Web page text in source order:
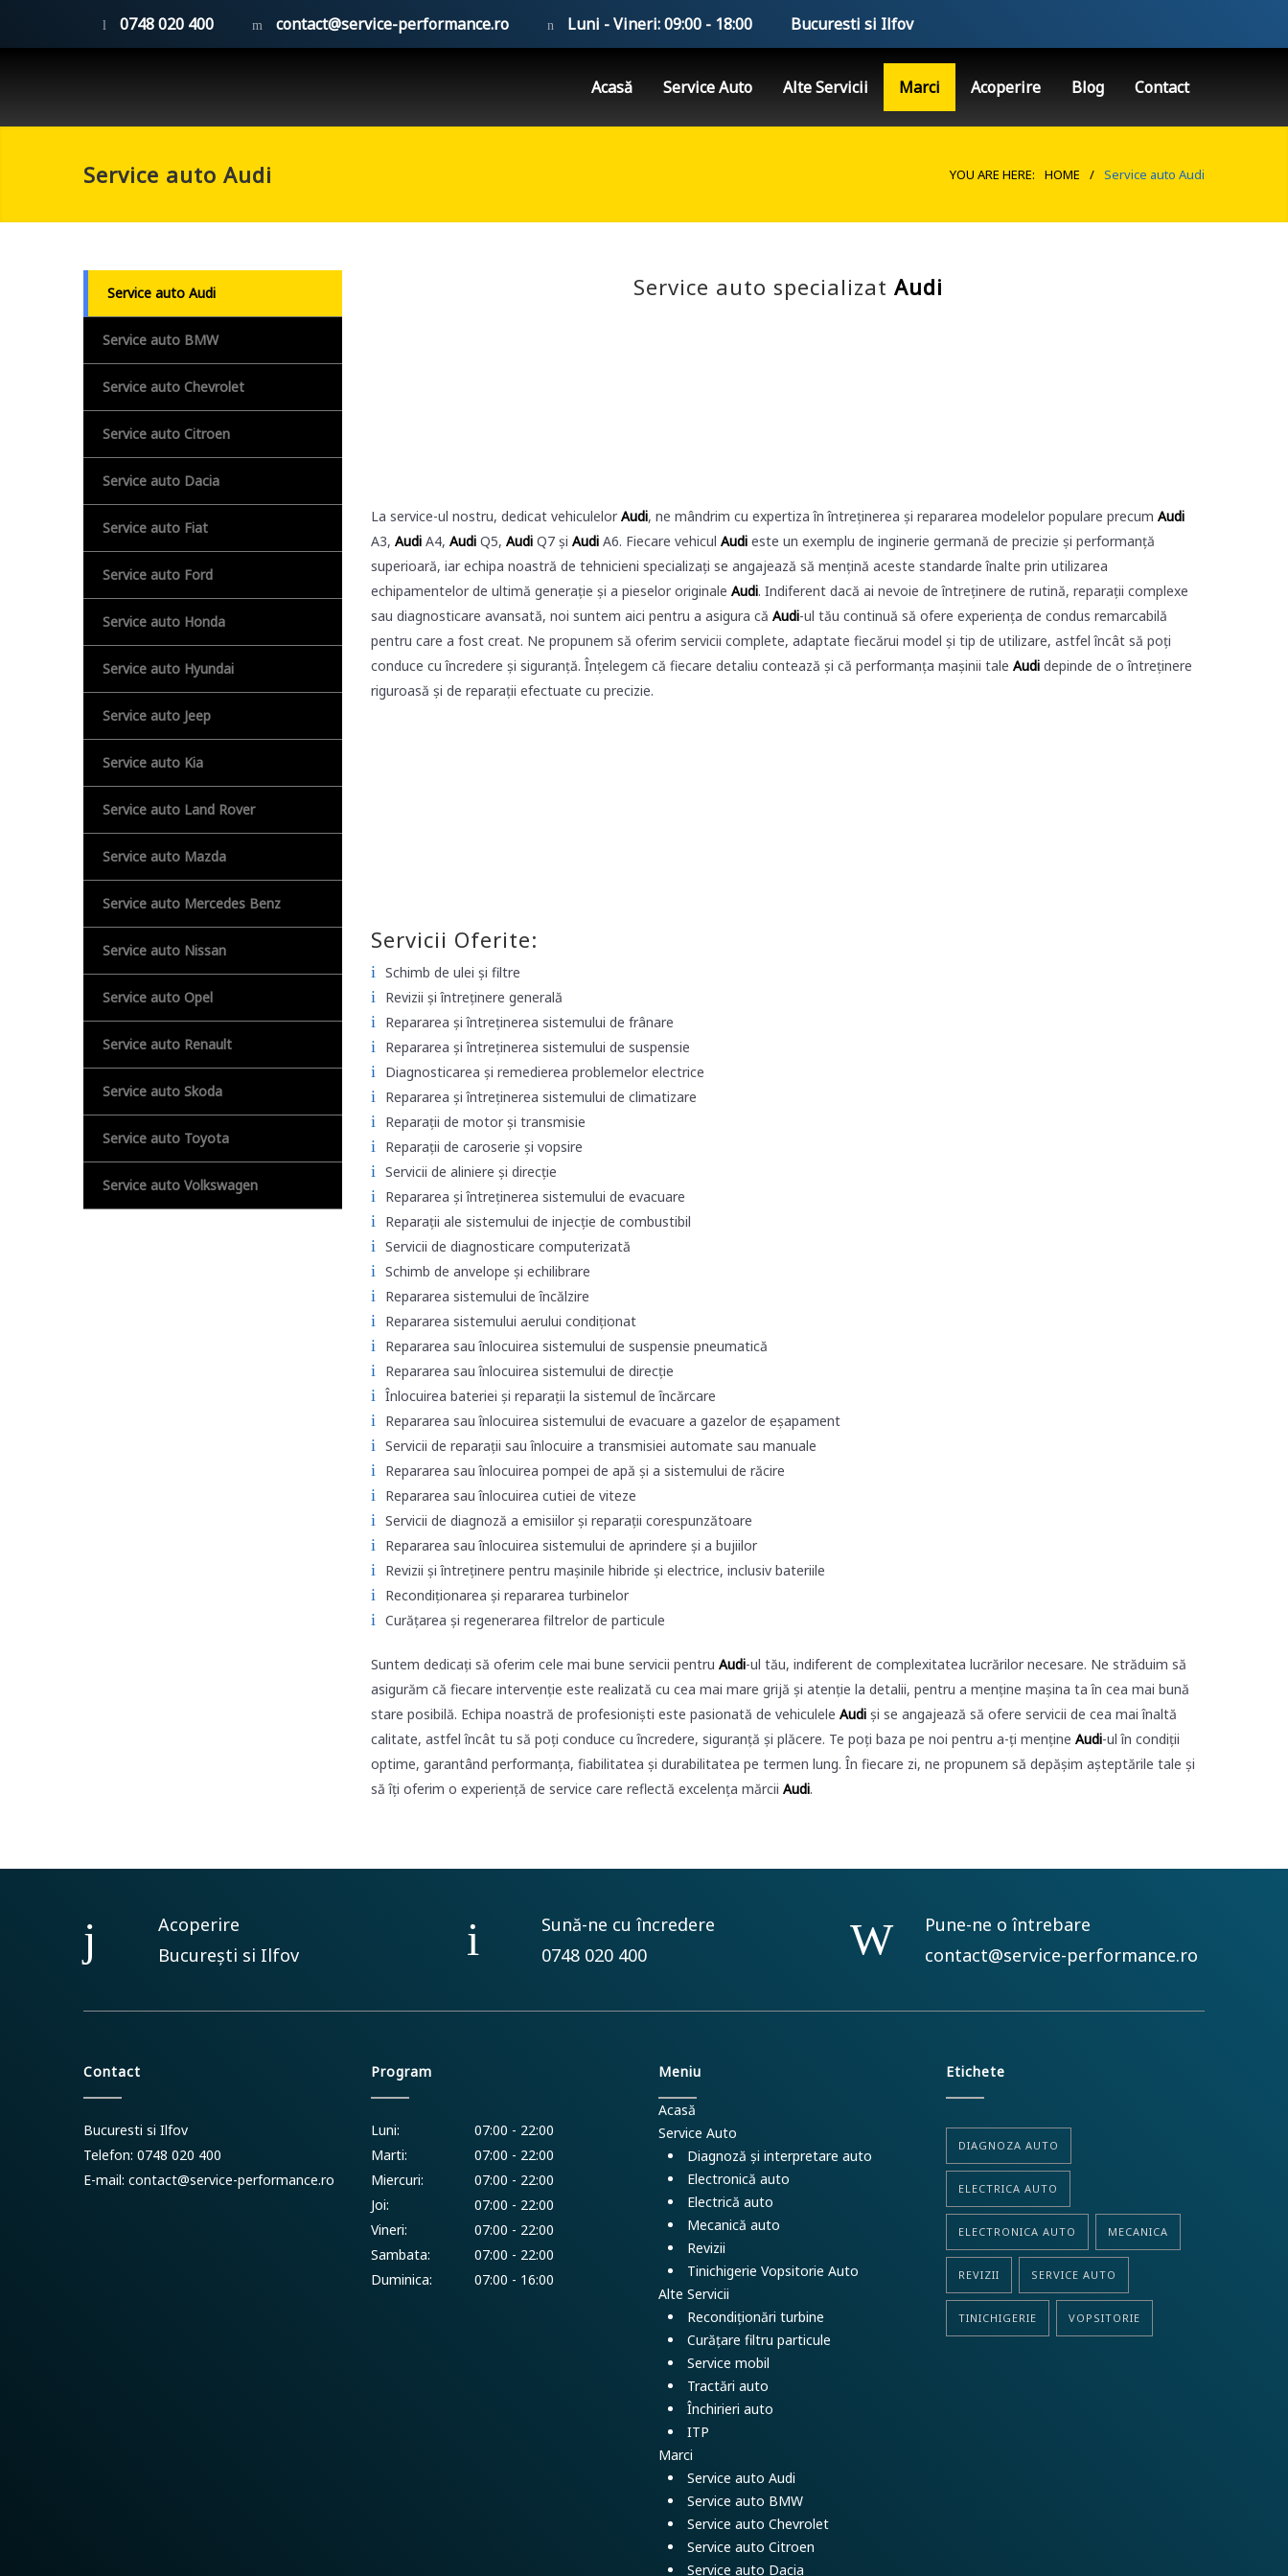
0748 020 400 contact@service-performance.ro Luni - Vineri: 09:00 - 18:00 Bucuresti si Ilfov
Acasă Service Auto Alte Servicii Marci Acoperire Blog Contact
Service auto Audi YOU ARE HERE: HOME / Service auto Audi
Service auto Audi
Service auto BMW
Service auto Chevrolet
Service auto Citroen
Service auto Dacia
Service auto Fiat
Service auto Ford
Service auto Honda
Service auto Hyundai
Service auto Jeep
Service auto Kia
Service auto Land Rover
Service auto Mazda
Service auto Mercedes Benz
Service auto Nissan
Service auto Opel
Service auto Renault
Service auto Skoda
Service auto Toyota
Service auto Volkswagen
Service auto specializat Audi
La service-ul nostru, dedicat vehiculelor Audi, ne mândrim cu expertiza în întreținerea și repararea modelelor populare precum Audi
A3, Audi A4, Audi Q5, Audi Q7 și Audi A6. Fiecare vehicul Audi este un exemplu de inginerie germană de precizie și performanță
superioară, iar echipa noastră de tehnicieni specializați se angajează să mențină aceste standarde înalte prin utilizarea
echipamentelor de ultimă generație și a pieselor originale Audi. Indiferent dacă ai nevoie de întreținere de rutină, reparații complexe
sau diagnosticare avansată, noi suntem aici pentru a asigura că Audi-ul tău continuă să ofere experiența de condus remarcabilă
pentru care a fost creat. Ne propunem să oferim servicii complete, adaptate fiecărui model și tip de utilizare, astfel încât să poți
conduce cu încredere și siguranță. Înțelegem că fiecare detaliu contează și că performanța mașinii tale Audi depinde de o întreținere
riguroasă și de reparații efectuate cu precizie.
Servicii Oferite:
Schimb de ulei și filtre
Revizii și întreținere generală
Repararea și întreținerea sistemului de frânare
Repararea și întreținerea sistemului de suspensie
Diagnosticarea și remedierea problemelor electrice
Repararea și întreținerea sistemului de climatizare
Reparații de motor și transmisie
Reparații de caroserie și vopsire
Servicii de aliniere și direcție
Repararea și întreținerea sistemului de evacuare
Reparații ale sistemului de injecție de combustibil
Servicii de diagnosticare computerizată
Schimb de anvelope și echilibrare
Repararea sistemului de încălzire
Repararea sistemului aerului condiționat
Repararea sau înlocuirea sistemului de suspensie pneumatică
Repararea sau înlocuirea sistemului de direcție
Înlocuirea bateriei și reparații la sistemul de încărcare
Repararea sau înlocuirea sistemului de evacuare a gazelor de eșapament
Servicii de reparații sau înlocuire a transmisiei automate sau manuale
Repararea sau înlocuirea pompei de apă și a sistemului de răcire
Repararea sau înlocuirea cutiei de viteze
Servicii de diagnoză a emisiilor și reparații corespunzătoare
Repararea sau înlocuirea sistemului de aprindere și a bujiilor
Revizii și întreținere pentru mașinile hibride și electrice, inclusiv bateriile
Recondiționarea și repararea turbinelor
Curățarea și regenerarea filtrelor de particule
Suntem dedicați să oferim cele mai bune servicii pentru Audi-ul tău, indiferent de complexitatea lucrărilor necesare. Ne străduim să
asigurăm că fiecare intervenție este realizată cu cea mai mare grijă și atenție la detalii, pentru a menține mașina ta în cea mai bună
stare posibilă. Echipa noastră de profesioniști este pasionată de vehiculele Audi și se angajează să ofere servicii de cea mai înaltă
calitate, astfel încât tu să poți conduce cu încredere, siguranță și plăcere. Te poți baza pe noi pentru a-ți menține Audi-ul în condiții
optime, garantând performanța, fiabilitatea și durabilitatea pe termen lung. În fiecare zi, ne propunem să depășim așteptările tale și
să îți oferim o experiență de service care reflectă excelența mărcii Audi.
Acoperire
București si Ilfov
Sună-ne cu încredere
0748 020 400
Pune-ne o întrebare
contact@service-performance.ro
Contact
Bucuresti si Ilfov
Telefon: 0748 020 400
E-mail: contact@service-performance.ro
Program
Luni:
07:00 - 22:00
Marti:
07:00 - 22:00
Miercuri:
07:00 - 22:00
Joi:
07:00 - 22:00
Vineri:
07:00 - 22:00
Sambata:
07:00 - 22:00
Duminica:
07:00 - 16:00
Meniu
Acasă
Service Auto
Diagnoză și interpretare auto
Electronică auto
Electrică auto
Mecanică auto
Revizii
Tinichigerie Vopsitorie Auto
Alte Servicii
Recondiționări turbine
Curățare filtru particule
Service mobil
Tractări auto
Închirieri auto
ITP
Marci
Service auto Audi
Service auto BMW
Service auto Chevrolet
Service auto Citroen
Service auto Dacia
Etichete
DIAGNOZA AUTO
ELECTRICA AUTO
ELECTRONICA AUTO MECANICA
REVIZII SERVICE AUTO
TINICHIGERIE VOPSITORIE